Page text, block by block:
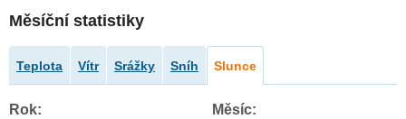
Měsíční statistiky
Teplota Vítr Srážky Sníh Slunce
Rok: Měsíc: